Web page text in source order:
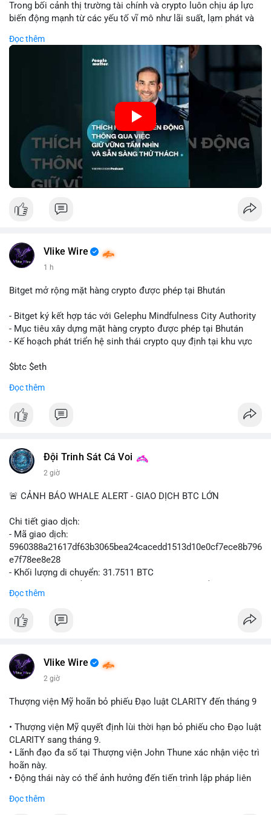
tương tự trong 24 giờ tới để xác nhận xu hướng. Không nên
hành động vội vàng dựa trên một giao dịch đơn lẻ, hãy ưu tiên
#giaodichlon
#tamlycavoi
Trong bối cảnh thị trường tài chính và crypto luôn chịu áp lực
biến động mạnh từ các yếu tố vĩ mô như lãi suất, lạm phát và
chìa khóa để đầu tư viên vượt qua giai đoạn không chắc chắn.
Thay vì phản ứng cảm xúc với những dao động ngắn hạn, các
nhà đầu tư thành công thường tập trung vào nguyên tắc cơ
bản, phân배 tài sản hợp lý và kiên持 theo kế hoạch đã định.
Điều này không chỉ giúp giảm rủi ro mà còn tạo điều kiện để
tận dụng cơ hội khi thị trường phục hồi.
🎥 Xem video trực tiếp tại:
Nguồn: VIETSUCCESS
Đọc thêm
Vlike Wire
1 h
Bitget mở rộng mặt hàng crypto được phép tại Bhután
- Bitget ký kết hợp tác với Gelephu Mindfulness City Authority
- Mục tiêu xây dựng mặt hàng crypto được phép tại Bhután
- Kế hoạch phát triển hệ sinh thái crypto quy định tại khu vực
$btc $eth
#vlikevn
📰 Nguồn: Cointelegraph
Đọc thêm
Đội Trinh Sát Cá Voi
2 giờ
🚨 CẢNH BÁO WHALE ALERT - GIAO DỊCH BTC LỚN
Chi tiết giao dịch:
- Mã giao dịch:
5960388a21617df63b3065bea24cacedd1513d10e0cf7ece8b796
e7f78ee8e28
- Khối lượng di chuyển: 31.7511 BTC
USD)
Đọc thêm
Vlike Wire
2 giờ
Thượng viện Mỹ hoãn bỏ phiếu Đạo luật CLARITY đến tháng 9
• Thượng viện Mỹ quyết định lùi thời hạn bỏ phiếu cho Đạo luật
CLARITY sang tháng 9.
• Lãnh đạo đa số tại Thượng viện John Thune xác nhận việc trì
hoãn này.
• Động thái này có thể ảnh hưởng đến tiến trình lập pháp liên
Đọc thêm